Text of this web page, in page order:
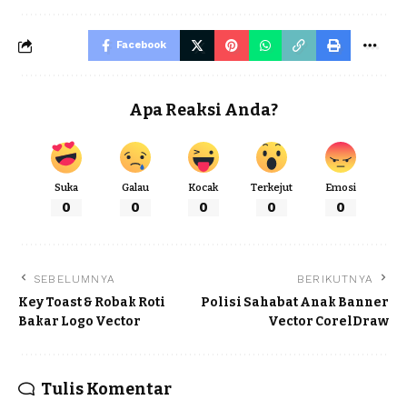
Facebook
Apa Reaksi Anda?
Suka
0
Galau
0
Kocak
0
Terkejut
0
Emosi
0
SEBELUMNYA
Key Toast & Robak Roti
Bakar Logo Vector
BERIKUTNYA
Polisi Sahabat Anak Banner
Vector CorelDraw
Tulis Komentar